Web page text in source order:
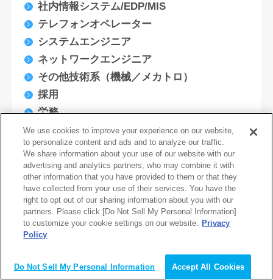
社内情報システム/EDP/MIS
テレフォンオペレーター
システムエンジニア
ネットワークエンジニア
その他技術系（機械／メカトロ）
採用
労務
サポート/ヘルプデスク/運用/保守/教育
施工管理/設備工事(建築/土木/不動産)
システムアナリスト/ITコンサルタント
金融/バックオフィス
印刷・封入・郵送等
ライン作業
テレマーケティング／カスタマーサポート
ＩＴ系
We use cookies to improve your experience on our website,
to personalize content and ads and to analyze our traffic.
We share information about your use of our website with our
advertising and analytics partners, who may combine it with
other information that you have provided to them or that they
have collected from your use of their services. You have the
right to opt out of our sharing information about you with our
partners. Please click [Do Not Sell My Personal Information]
to customize your cookie settings on our website. Privacy
Policy
Do Not Sell My Personal Information Accept All Cookies